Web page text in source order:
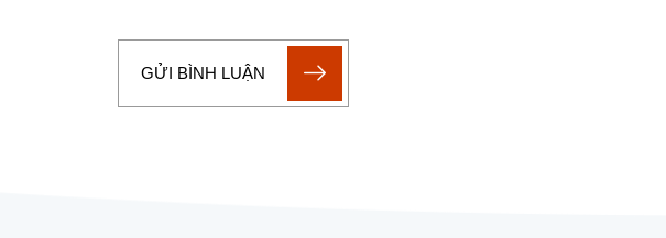
GỬI BÌNH LUẬN